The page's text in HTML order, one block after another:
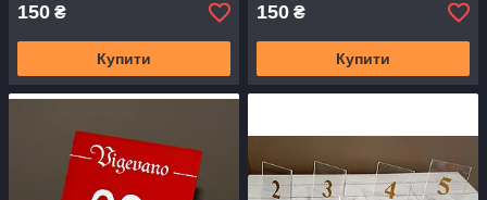
150 ₴
Купити
150 ₴
Купити